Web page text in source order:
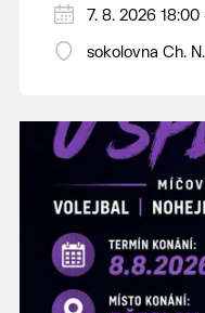
PÁTEK 7. srpna
18:00 - ruční
14:00 - krojový
hostince “U
16:00 -
21:00 - večerní
K tanci a
Lanžhotčané.
7. 8. 2026
sokolovna Ch.